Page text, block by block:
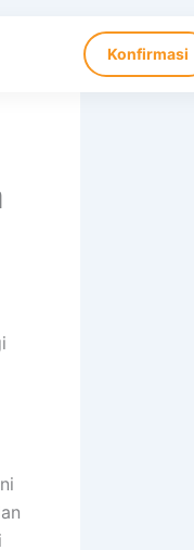
Konfirmasi